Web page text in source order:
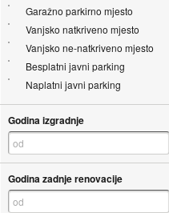
Garažno parkirno mjesto
Vanjsko natkriveno mjesto
Vanjsko ne-natkriveno mjesto
Besplatni javni parking
Naplatni javni parking
Godina izgradnje
Godina zadnje renovacije